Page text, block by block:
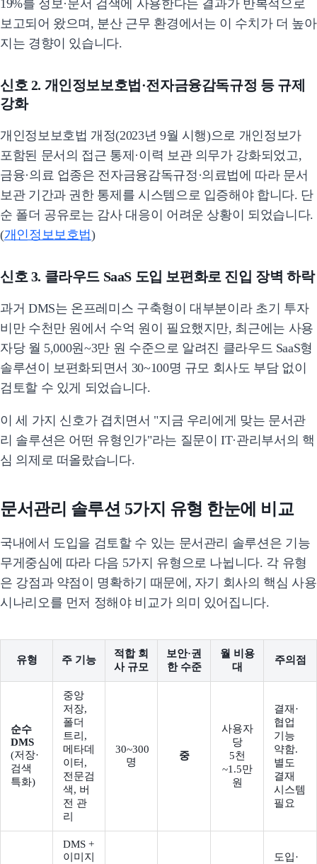
19%를 정보·문서 검색에 사용한다는 결과가 반복적으로
보고되어 왔으며, 분산 근무 환경에서는 이 수치가 더 높아
지는 경향이 있습니다.
신호 2. 개인정보보호법·전자금융감독규정 등 규제
강화
개인정보보호법 개정(2023년 9월 시행)으로 개인정보가
포함된 문서의 접근 통제·이력 보관 의무가 강화되었고,
금융·의료 업종은 전자금융감독규정·의료법에 따라 문서
보관 기간과 권한 통제를 시스템으로 입증해야 합니다. 단
순 폴더 공유로는 감사 대응이 어려운 상황이 되었습니다.
(개인정보보호법)
신호 3. 클라우드 SaaS 도입 보편화로 진입 장벽 하락
과거 DMS는 온프레미스 구축형이 대부분이라 초기 투자
비만 수천만 원에서 수억 원이 필요했지만, 최근에는 사용
자당 월 5,000원~3만 원 수준으로 알려진 클라우드 SaaS형
솔루션이 보편화되면서 30~100명 규모 회사도 부담 없이
검토할 수 있게 되었습니다.
이 세 가지 신호가 겹치면서 "지금 우리에게 맞는 문서관
리 솔루션은 어떤 유형인가"라는 질문이 IT·관리부서의 핵
심 의제로 떠올랐습니다.
문서관리 솔루션 5가지 유형 한눈에 비교
국내에서 도입을 검토할 수 있는 문서관리 솔루션은 기능
무게중심에 따라 다음 5가지 유형으로 나뉩니다. 각 유형
은 강점과 약점이 명확하기 때문에, 자기 회사의 핵심 사용
시나리오를 먼저 정해야 비교가 의미 있어집니다.
유형 주 기능
적합 회
사 규모
보안·권
한 수준
월 비용
대
주의점
순수
DMS
(저장·
검색
특화)
중앙
저장,
폴더
트리,
메타데
이터,
전문검
색, 버
전 관
리
30~300
명
중
사용자
당
5천
~1.5만
원
결재·
협업
기능
약함.
별도
결재
시스템
필요
DMS +
이미지
도입·